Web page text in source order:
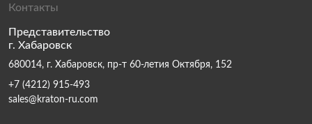
Контакты
Представительство
г. Хабаровск
680014, г. Хабаровск, пр-т 60-летия Октября, 152
+7 (4212) 915-493
sales@kraton-ru.com